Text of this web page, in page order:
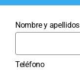
Nombre y apellidos
Teléfono